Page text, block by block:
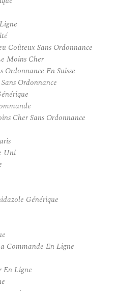
Coûteux Sans Ordonnance
Moins Cher
En Suisse
Ordonnance
Cher Sans Ordonnance
Uni
Générique
Commande En Ligne
En Ligne